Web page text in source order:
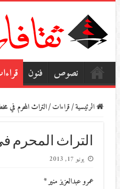
نصوص فنون
الرئيسية/قراءات/التراث المحرم في
التراث المحرم
يونيو 17, 2013
عمرو عبدالعزيز منير *